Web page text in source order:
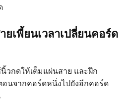
ยเพี้ยนเวลาเปลี่ยนคอร์ด
วกดให้เต็มแผ่นสาย และฝึก
นจากคอร์ดหนึ่งไปยังอีกคอร์ด